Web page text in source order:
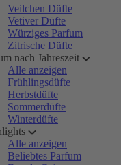
Veilchen Düfte
Vetiver Düfte
Würziges Parfum
Zitrische Düfte
nach Jahreszeit
Alle anzeigen
Frühlingsdüfte
Herbstdüfte
Sommerdüfte
Winterdüfte
Alle anzeigen
Beliebtes Parfum